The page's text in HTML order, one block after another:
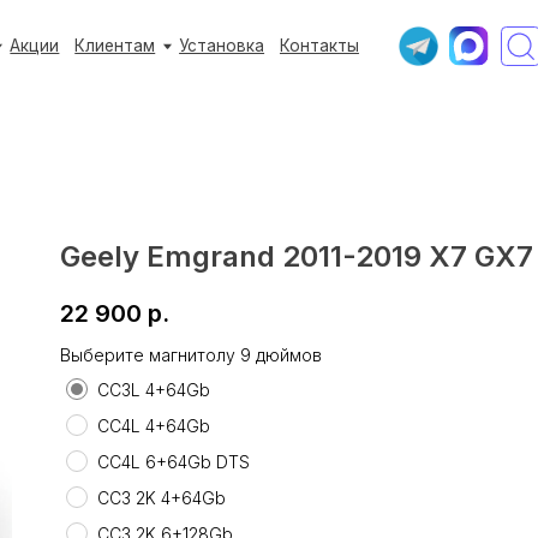
Клиентам Установка Контакты +7 (933)
Ежедневно с
Установка Контакты +7 (933)
Ежедневно с
Geely Emgrand 2011-2019 X7
22 900 р.
Выберите магнитолу 9 дюймов
СС3L 4+64Gb
CC4L 4+64Gb
CC4L 6+64Gb DTS
CC3 2K 4+64Gb
CC3 2K 6+128Gb